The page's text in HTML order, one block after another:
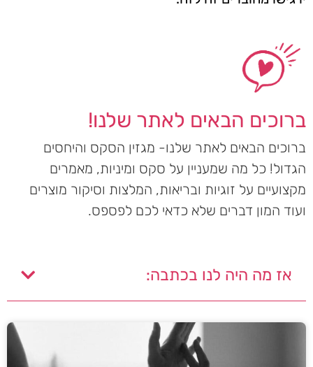
ברוכים הבאים לאתר שלנו!
ברוכים הבאים לאתר שלנו- מגזין הסקס והיחסים
הגדול! כל מה שמעניין על סקס ומיניות, מאמרים
מקצועיים על זוגיות ובריאות, המלצות וסיקור מוצרים
ועוד המון דברים שלא כדאי לכם לפספס.
אז מה היה לנו בכתבה: